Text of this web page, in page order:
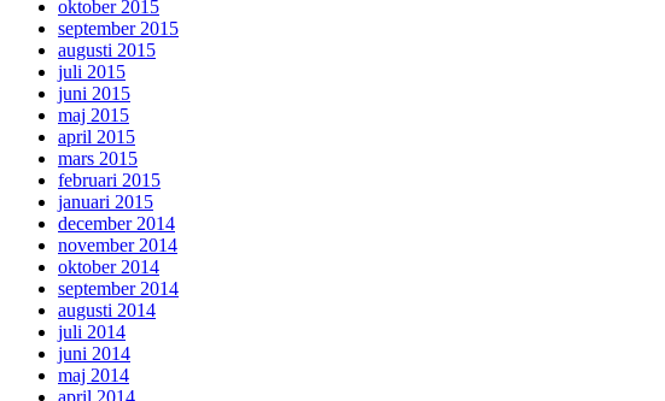
oktober 2015
september 2015
augusti 2015
juli 2015
juni 2015
maj 2015
april 2015
mars 2015
februari 2015
januari 2015
december 2014
november 2014
oktober 2014
september 2014
augusti 2014
juli 2014
juni 2014
maj 2014